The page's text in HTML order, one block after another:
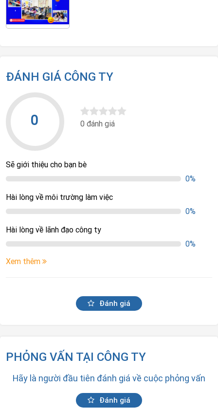
ĐÁNH GIÁ CÔNG TY
0 0 đánh giá
Sẽ giới thiệu cho bạn bè
0%
Hài lòng về môi trường làm việc
0%
Hài lòng về lãnh đạo công ty
0%
Xem thêm
Đánh giá
PHỎNG VẤN TẠI CÔNG TY
Hãy là người đầu tiên đánh giá về cuộc phỏng vấn
Đánh giá